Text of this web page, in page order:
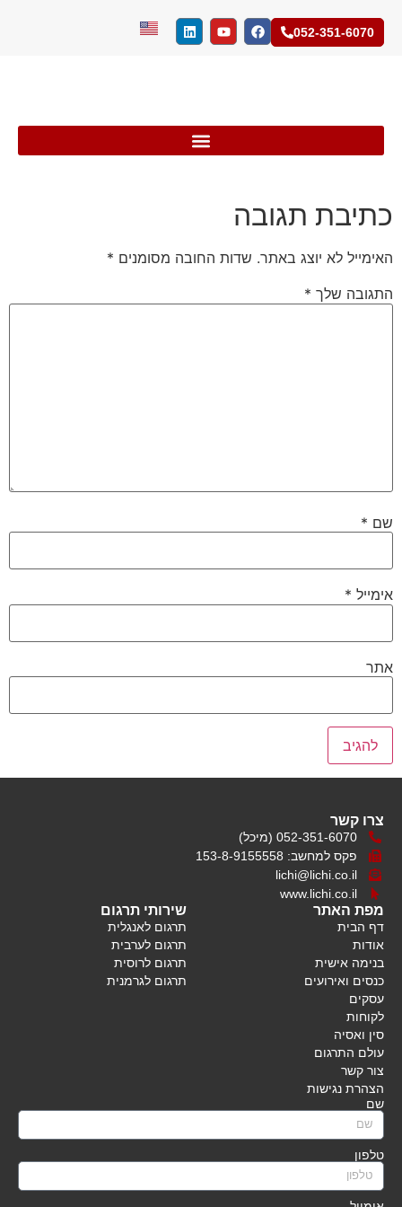
052-351-6070
כתיבת תגובה
האימייל לא יוצג באתר. שדות החובה מסומנים *
התגובה שלך *
שם *
אימייל *
אתר
צרו קשר
052-351-6070 (מיכל)
פקס למחשב: 153-8-9155558
lichi@lichi.co.il
www.lichi.co.il
מפת האתר
דף הבית
אודות
בנימה אישית
כנסים ואירועים
עסקים
לקוחות
סין ואסיה
עולם התרגום
צור קשר
הצהרת נגישות
שירותי תרגום
תרגום לאנגלית
תרגום לערבית
תרגום לרוסית
תרגום לגרמנית
שם
טלפון